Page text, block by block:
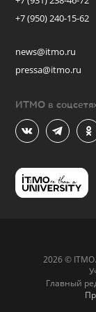
+7 (950) 240-15-62
news@itmo.ru
pressa@itmo.ru
ИТМО в
2026 ©
Главный